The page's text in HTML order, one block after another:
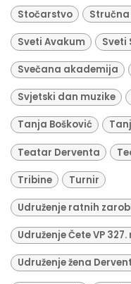
Stočarstvo
Sveti Avakum Sveti
Svečana akademija
Svjetski dan muzike
Tanja Bošković
Teatar Derventa
Tribine Turnir
Udruženje ratnih
Udruženje Čete VP
Udruženje žena